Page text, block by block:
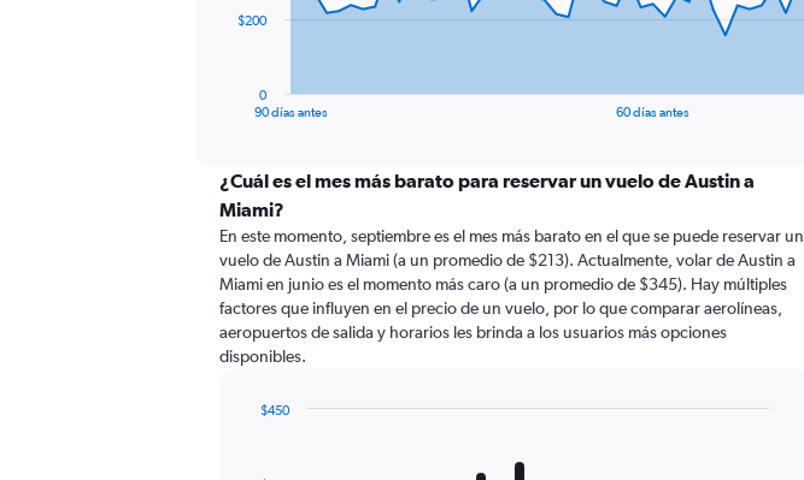
The
categories.
Range:
91
categories.
The
chart
has
1
Y
displaying
90 días antes 60 días antes
0
$200
¿Cuál es el mes más barato para reservar un vuelo de Austin a
Miami?
En este momento, septiembre es el mes más barato en el que se puede reservar un
vuelo de Austin a Miami (a un promedio de $213). Actualmente, volar de Austin a
Miami en junio es el momento más caro (a un promedio de $345). Hay múltiples
factores que influyen en el precio de un vuelo, por lo que comparar aerolíneas,
aeropuertos de salida y horarios les brinda a los usuarios más opciones
disponibles.
$450